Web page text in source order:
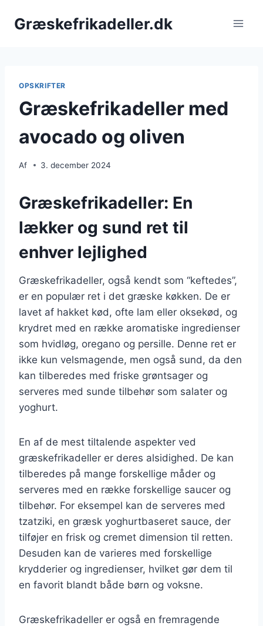
Græskefrikadeller.dk
OPSKRIFTER
Græskefrikadeller med
avocado og oliven
Af 3. december 2024
Græskefrikadeller: En
lækker og sund ret til
enhver lejlighed
Græskefrikadeller, også kendt som “keftedes”,
er en populær ret i det græske køkken. De er
lavet af hakket kød, ofte lam eller oksekød, og
krydret med en række aromatiske ingredienser
som hvidløg, oregano og persille. Denne ret er
ikke kun velsmagende, men også sund, da den
kan tilberedes med friske grøntsager og
serveres med sunde tilbehør som salater og
yoghurt.
En af de mest tiltalende aspekter ved
græskefrikadeller er deres alsidighed. De kan
tilberedes på mange forskellige måder og
serveres med en række forskellige saucer og
tilbehør. For eksempel kan de serveres med
tzatziki, en græsk yoghurtbaseret sauce, der
tilføjer en frisk og cremet dimension til retten.
Desuden kan de varieres med forskellige
krydderier og ingredienser, hvilket gør dem til
en favorit blandt både børn og voksne.
Græskefrikadeller er også en fremragende